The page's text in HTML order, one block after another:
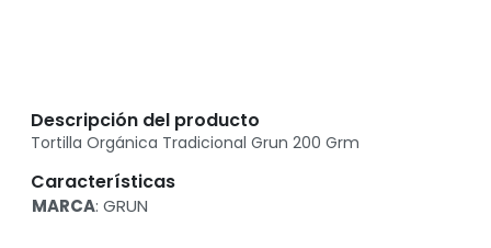
Descripción del producto
Tortilla Orgánica Tradicional Grun 200 Grm
Características
MARCA: GRUN